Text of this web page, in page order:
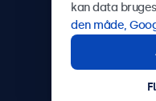
kan data
den måde,